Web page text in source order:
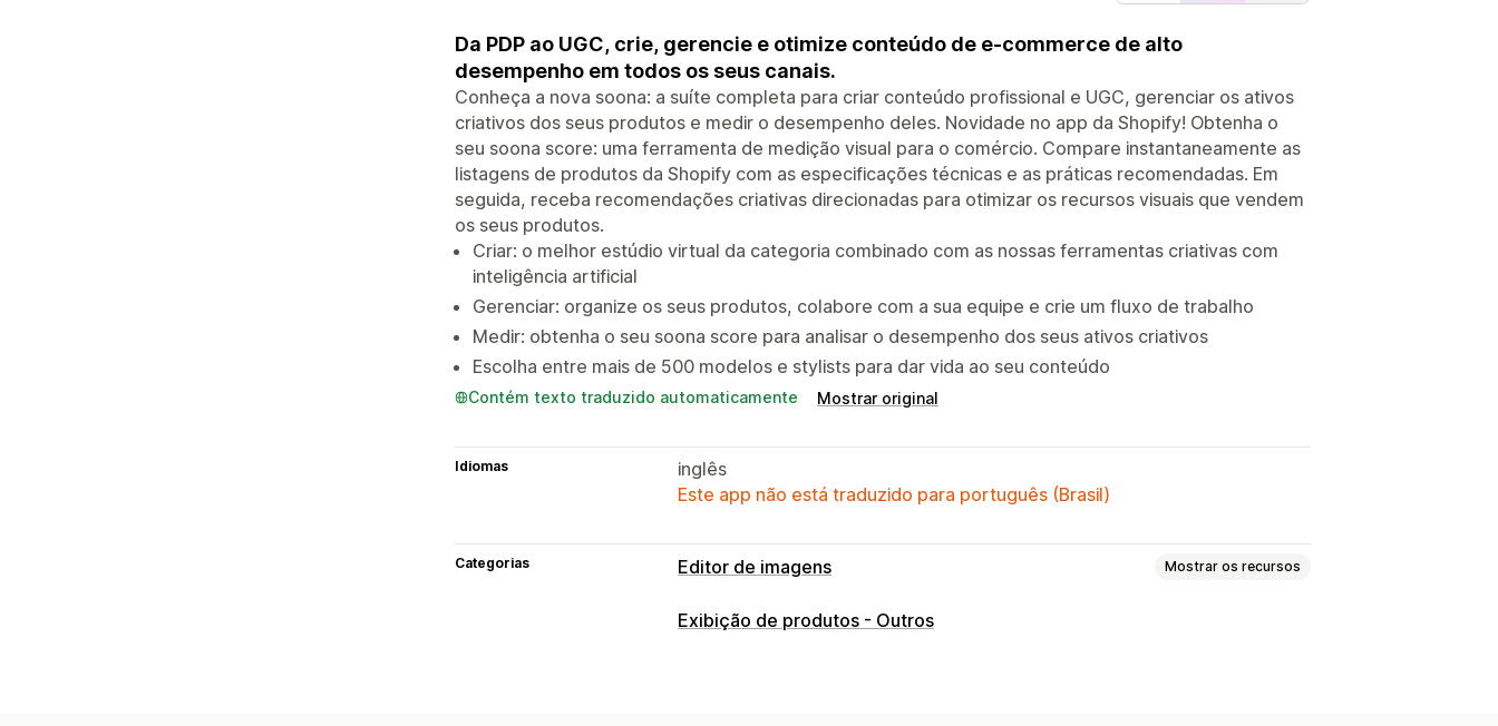
Da PDP ao UGC, crie, gerencie e otimize conteúdo de e-commerce de alto
desempenho em todos os seus canais.
Conheça a nova soona: a suíte completa para criar conteúdo profissional e UGC, gerenciar os ativos
criativos dos seus produtos e medir o desempenho deles. Novidade no app da Shopify! Obtenha o
seu soona score: uma ferramenta de medição visual para o comércio. Compare instantaneamente as
listagens de produtos da Shopify com as especificações técnicas e as práticas recomendadas. Em
seguida, receba recomendações criativas direcionadas para otimizar os recursos visuais que vendem
os seus produtos.
Criar: o melhor estúdio virtual da categoria combinado com as nossas ferramentas criativas com
inteligência artificial
Gerenciar: organize os seus produtos, colabore com a sua equipe e crie um fluxo de trabalho
Medir: obtenha o seu soona score para analisar o desempenho dos seus ativos criativos
Escolha entre mais de 500 modelos e stylists para dar vida ao seu conteúdo
Contém texto traduzido automaticamente Mostrar original
Idiomas
inglês
Este app não está traduzido para português (Brasil)
Categorias Editor de imagens Mostrar os recursos
Otimização de imagens
Exibição de produtos - Outros